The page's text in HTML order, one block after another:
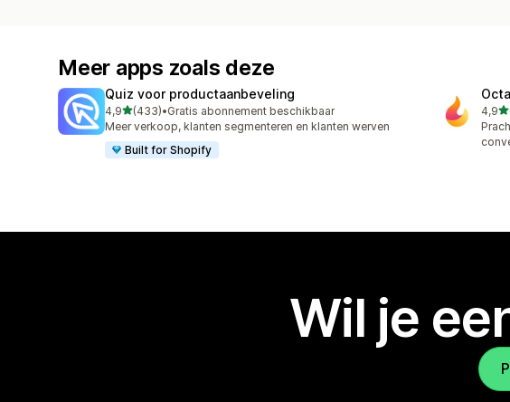
Meer apps zoals deze
Quiz voor productaanbeveling
4,9van 5 sterren
(433)
433 recensies in totaal
•Gratis abonnement beschikbaar
Meer verkoop, klanten segmenteren en klanten werven
Built for Shopify
4,9
184
Wil je